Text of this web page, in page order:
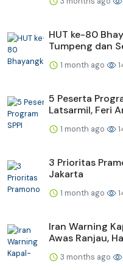
HUT ke-80
Tumpeng dan
1 month ago
5 Peserta
Latsarmil, Feri
1 month ago
3 Prioritas
Jakarta
1 month ago
Iran Warning
Awas Ranjau,
3 months ago